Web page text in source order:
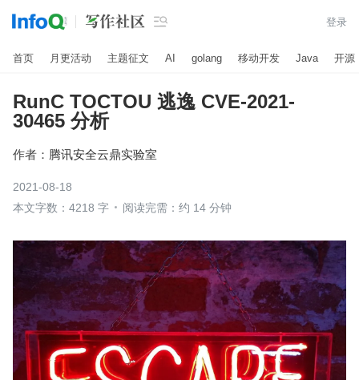
 登录
首页 月更活动 主题征文 AI golang 移动开发 Java 开源
RunC TOCTOU 逃逸 CVE-2021-
30465 分析
作者： 腾讯安全云鼎实验室
2021-08-18
本文字数：4218 字
阅读完需：约 14 分钟